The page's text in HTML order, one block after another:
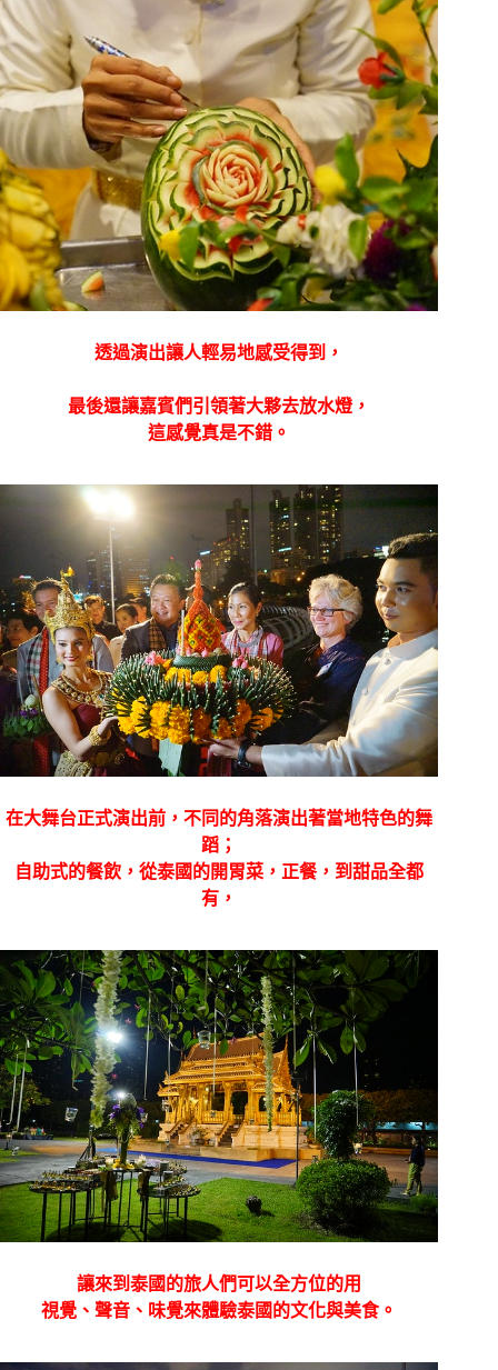
透過演出讓人輕易地感受得到，
最後還讓嘉賓們引領著大夥去放水燈，
這感覺真是不錯。
在大舞台正式演出前，不同的角落演出著當地特色的舞
蹈；
自助式的餐飲，從泰國的開胃菜，正餐，到甜品全都
有，
讓來到泰國的旅人們可以全方位的用
視覺、聲音、味覺來體驗泰國的文化與美食。